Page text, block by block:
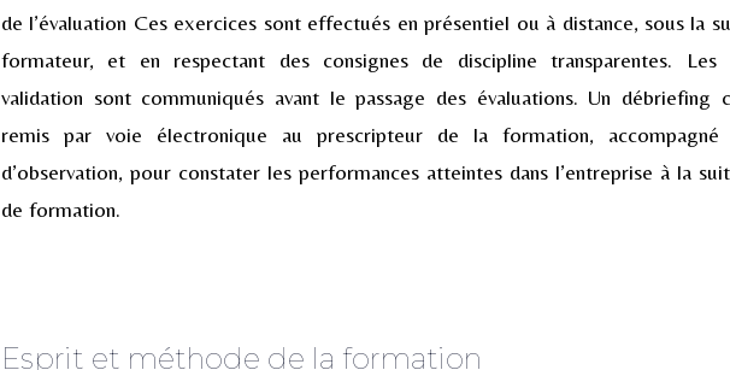
de l’évaluation Ces exercices sont effectués en présentiel ou à distance, sous la
formateur, et en respectant des consignes de discipline transparentes. Les
validation sont communiqués avant le passage des évaluations. Un débriefing
remis par voie électronique au prescripteur de la formation, accompagné
d’observation, pour constater les performances atteintes dans l’entreprise à la
de formation.
Esprit et méthode de la formation